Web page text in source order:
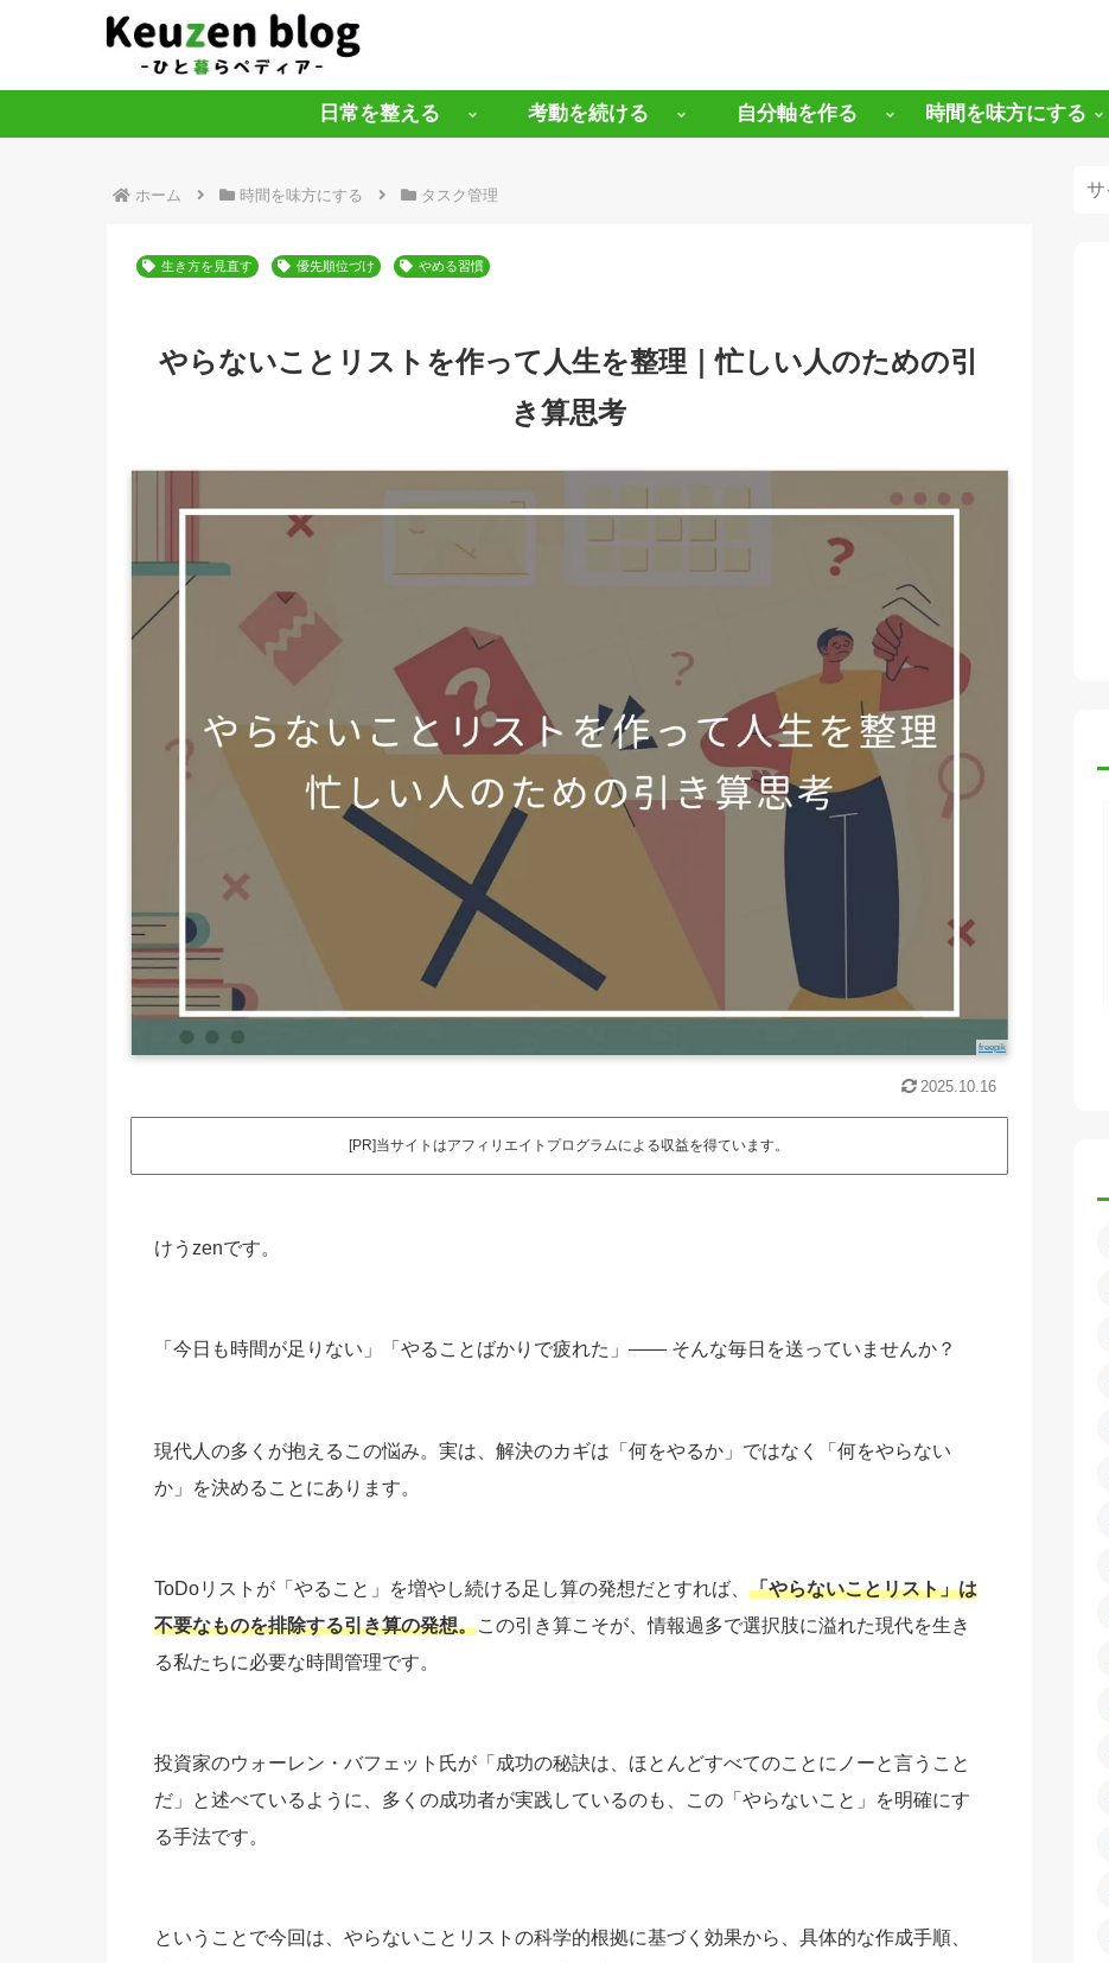
日常を整える 考動を続ける 自分軸を作る 時間を味方にする
ホーム 時間を味方にする タスク管理
生き方を見直す 優先順位づけ やめる習慣
やらないことリストを作って人生を整理｜忙しい人のための引
き算思考
freepik
2025.10.16
[PR]当サイトはアフィリエイトプログラムによる収益を得ています。
けうzenです。
「今日も時間が足りない」「やることばかりで疲れた」—— そんな毎日を送っていませんか？
現代人の多くが抱えるこの悩み。実は、解決のカギは「何をやるか」ではなく「何をやらない
か」を決めることにあります。
ToDoリストが「やること」を増やし続ける足し算の発想だとすれば、 「やらないことリスト」は
不要なものを排除する引き算の発想。この引き算こそが、情報過多で選択肢に溢れた現代を生き
る私たちに必要な時間管理です。
投資家のウォーレン・バフェット氏が「成功の秘訣は、ほとんどすべてのことにノーと言うこと
だ」と述べているように、多くの成功者が実践しているのも、この「やらないこと」を明確にす
る手法です。
ということで今回は、やらないことリストの科学的根拠に基づく効果から、具体的な作成手順、